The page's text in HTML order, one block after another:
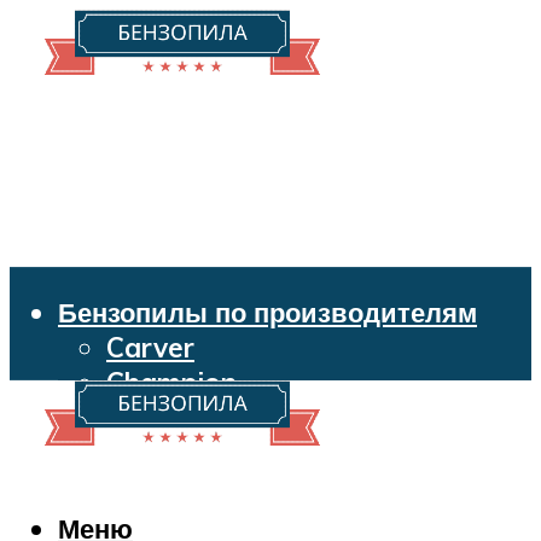
Бензопилы по производителям
Carver
Champion
Echo
Husqvarna
Makita
Меню